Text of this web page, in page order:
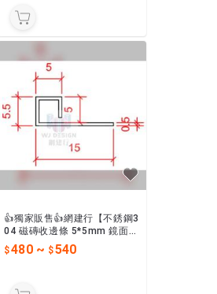
👍獨家販售👍網建行【不銹鋼3
04 磁磚收邊條 5*5mm 鏡面
拉絲面 4種顏色】 進口薄型馬
賽克磁磚可用 現貨
480~ 540